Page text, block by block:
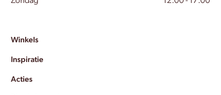
Winkels
Inspiratie
Acties